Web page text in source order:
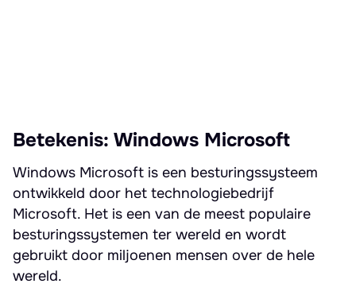
Betekenis: Windows Microsoft
Windows Microsoft is een besturingssysteem
ontwikkeld door het technologiebedrijf
Microsoft. Het is een van de meest populaire
besturingssystemen ter wereld en wordt
gebruikt door miljoenen mensen over de hele
wereld.